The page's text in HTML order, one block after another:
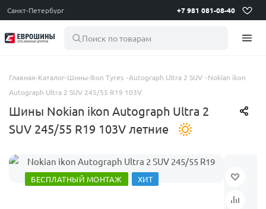
Санкт-Петербург +7 981 081-08-40
Поиск по товарам
Главная-Каталог-Шины-Ikon Tyres -Autograph Ultra 2 SUV -Nokian ikon
Autograph Ultra 2 SUV 245/55 R19 103V
Шины Nokian ikon Autograph Ultra 2
SUV 245/55 R19 103V летние
БЕСПЛАТНЫЙ МОНТАЖ ХИТ